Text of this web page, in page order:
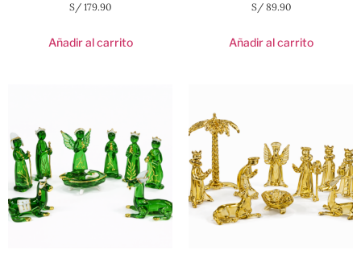
S/ 179.90
Añadir al carrito
S/89.90
Añadir al carrito